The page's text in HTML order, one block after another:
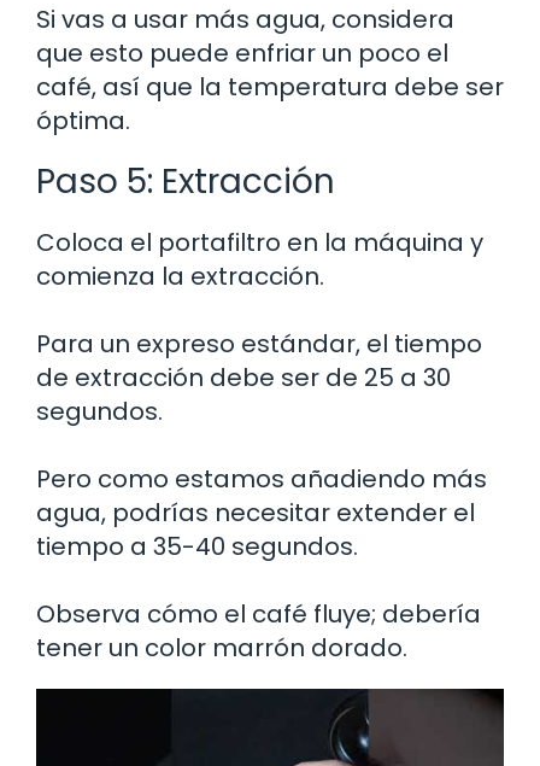
Si vas a usar más agua, considera
que esto puede enfriar un poco el
café, así que la temperatura debe ser
óptima.
Paso 5: Extracción
Coloca el portafiltro en la máquina y
comienza la extracción.
Para un expreso estándar, el tiempo
de extracción debe ser de 25 a 30
segundos.
Pero como estamos añadiendo más
agua, podrías necesitar extender el
tiempo a 35-40 segundos.
Observa cómo el café fluye; debería
tener un color marrón dorado.